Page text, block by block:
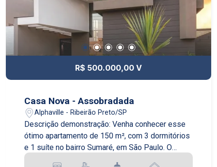
R$ 500.000,00 V
Casa Nova - Assobradada
Alphaville - Ribeirão Preto/SP
Descrição demonstração: Venha conhecer esse
ótimo apartamento de 150 m², com 3 dormitórios
e 1 suíte no bairro Sumaré, em São Paulo. O
apartamento é novo e está em excelente estado